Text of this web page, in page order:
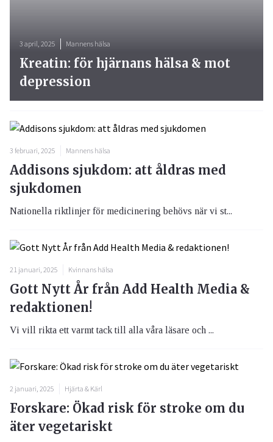
3 april, 2025 Mannens hälsa
Kreatin: för hjärnans hälsa & mot
depression
3 februari, 2025 Mannens hälsa
Addisons sjukdom: att åldras med
sjukdomen
Nationella riktlinjer för medicinering behövs när vi st...
21 januari, 2025 Kvinnans hälsa
Gott Nytt År från Add Health Media &
redaktionen!
Vi vill rikta ett varmt tack till alla våra läsare och ...
2 januari, 2025 Hjärta & Kärl
Forskare: Ökad risk för stroke om du
äter vegetariskt